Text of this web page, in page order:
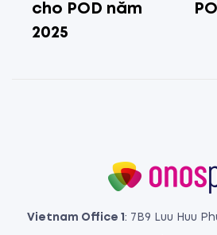
cho POD năm
2025
Vietnam Office 1 : 7B9 Luu Huu